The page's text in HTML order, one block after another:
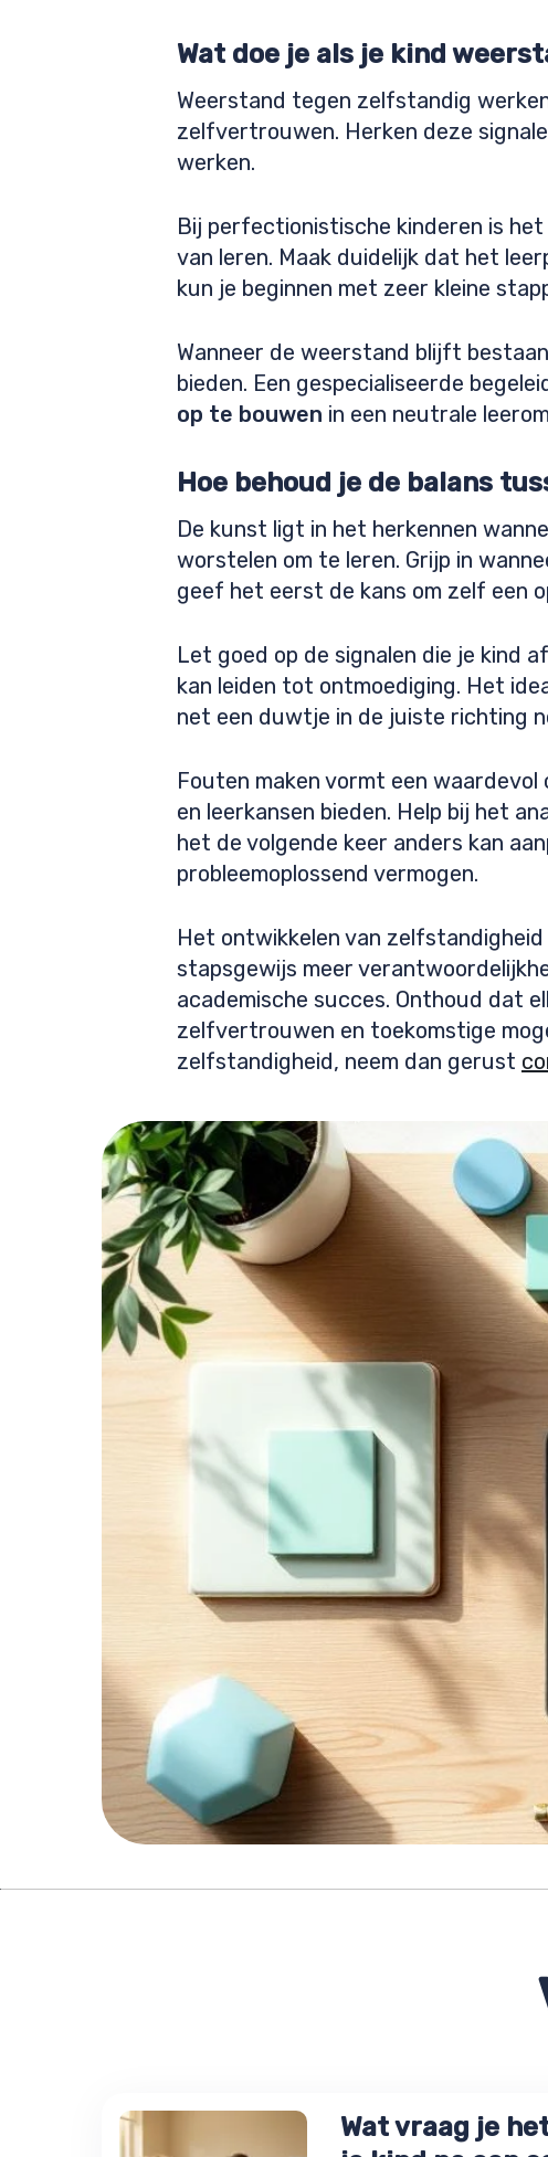
Wat doe je als je kind
Weerstand tegen zelfstandig
zelfvertrouwen. Herken deze
werken.
Bij perfectionistische kinderen is
van leren. Maak duidelijk dat het
kun je beginnen met zeer kleine
Wanneer de weerstand blijft
bieden. Een gespecialiseerde
op te bouwen in een neutrale
Hoe behoud je de balans
De kunst ligt in het herkennen
worstelen om te leren. Grijp in
geef het eerst de kans om zelf een
Let goed op de signalen die je kind
kan leiden tot ontmoediging. Het
net een duwtje in de juiste richting
Fouten maken vormt een
en leerkansen bieden. Help bij het
het de volgende keer anders kan
probleemoplossend vermogen.
Het ontwikkelen van
stapsgewijs meer
academische succes. Onthoud dat
zelfvertrouwen en toekomstige
zelfstandigheid, neem dan gerust
Wat vraag je